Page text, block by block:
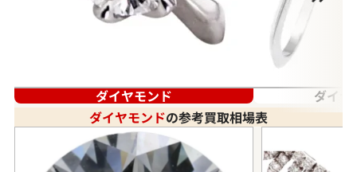
ダイヤモンド
ダイヤ
ダイヤモンドの参考買取相場表